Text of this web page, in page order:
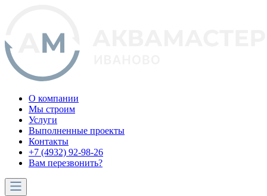
О компании
Мы строим
Услуги
Выполненные проекты
Контакты
+7 (4932) 92-98-26
Вам перезвонить?